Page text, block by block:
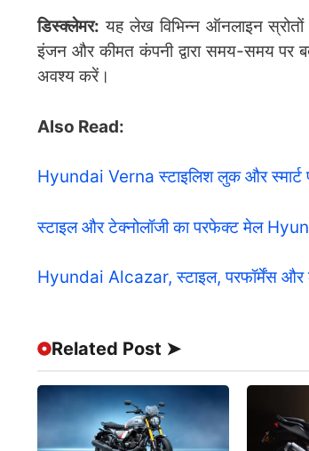
डिस्क्लेमर: यह लेख विभिन्न ऑनलाइन
इंजन और कीमत कंपनी द्वारा समय-समय पर
अवश्य करें।
Also Read:
Hyundai Verna स्टाइलिश लुक और स्मार्ट
स्टाइल और टेक्नोलॉजी का परफेक्ट मेल
Hyundai Alcazar, स्टाइल, परफॉर्मेंस और
Related Post ➤